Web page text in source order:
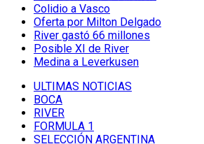
Colidio a Vasco
Oferta por Milton Delgado
River gastó 66 millones
Posible XI de River
Medina a Leverkusen
ULTIMAS NOTICIAS
BOCA
RIVER
FORMULA 1
SELECCIÓN ARGENTINA